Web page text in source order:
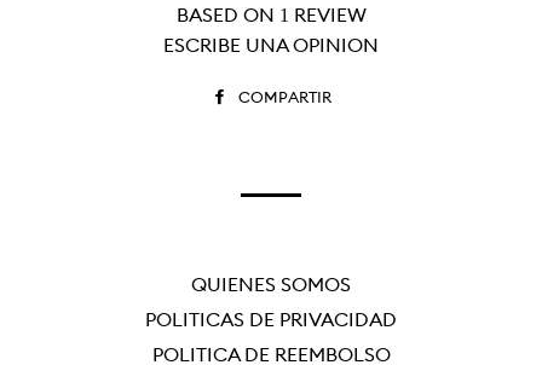
BASED ON 1 REVIEW
ESCRIBE UNA OPINIÓN
COMPARTIR
QUIÉNES SOMOS
POLÍTICAS DE PRIVACIDAD
POLÍTICA DE REEMBOLSO